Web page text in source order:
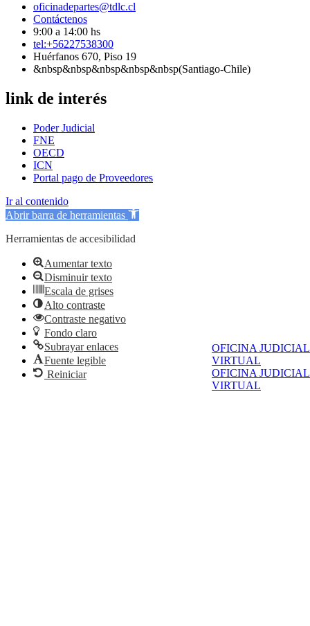
OFICINA JUDICIAL
VIRTUAL
OFICINA JUDICIAL
VIRTUAL
oficinadepartes@tdlc.cl
Contáctenos
9:00 a 14:00 hs
tel:+56227538300
Huérfanos 670, Piso 19
&nbsp&nbsp&nbsp&nbsp&nbsp(Santiago-Chile)
link de interés
Poder Judicial
FNE
OECD
ICN
Portal pago de Proveedores
Ir al contenido
Abrir barra de herramientas
Herramientas de accesibilidad
Aumentar texto
Disminuir texto
Escala de grises
Alto contraste
Contraste negativo
Fondo claro
Subrayar enlaces
Fuente legible
Reiniciar